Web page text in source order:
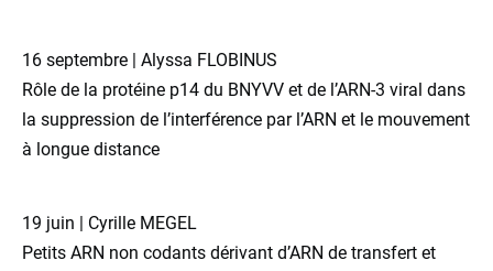
16 septembre | Alyssa FLOBINUS
Rôle de la protéine p14 du BNYVV et de l’ARN-3 viral dans
la suppression de l’interférence par l’ARN et le mouvement
à longue distance
19 juin | Cyrille MEGEL
Petits ARN non codants dérivant d’ARN de transfert et